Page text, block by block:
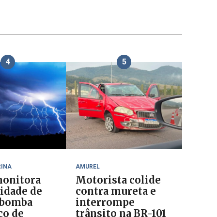
4
de
de
5
AMUREL
Motorista colide
contra mureta e
interrompe
trânsito na BR-101